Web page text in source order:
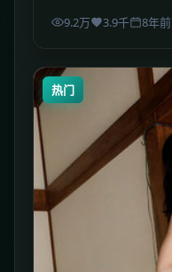
9.2万 3.9千 8年前
热门